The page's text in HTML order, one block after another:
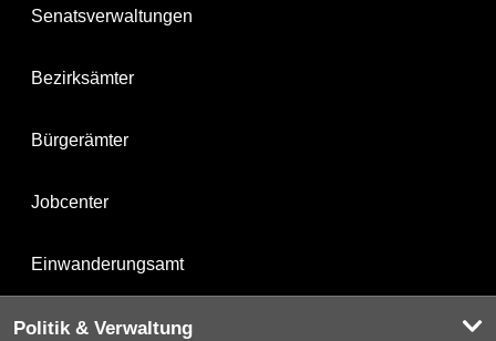
Senatsverwaltungen
Bezirksämter
Bürgerämter
Jobcenter
Einwanderungsamt
Politik & Verwaltung